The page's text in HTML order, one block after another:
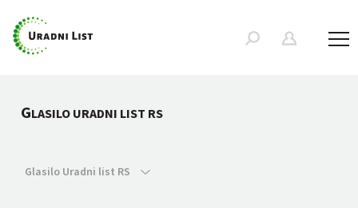
GLASILO URADNI LIST RS
Glasilo Uradni list RS